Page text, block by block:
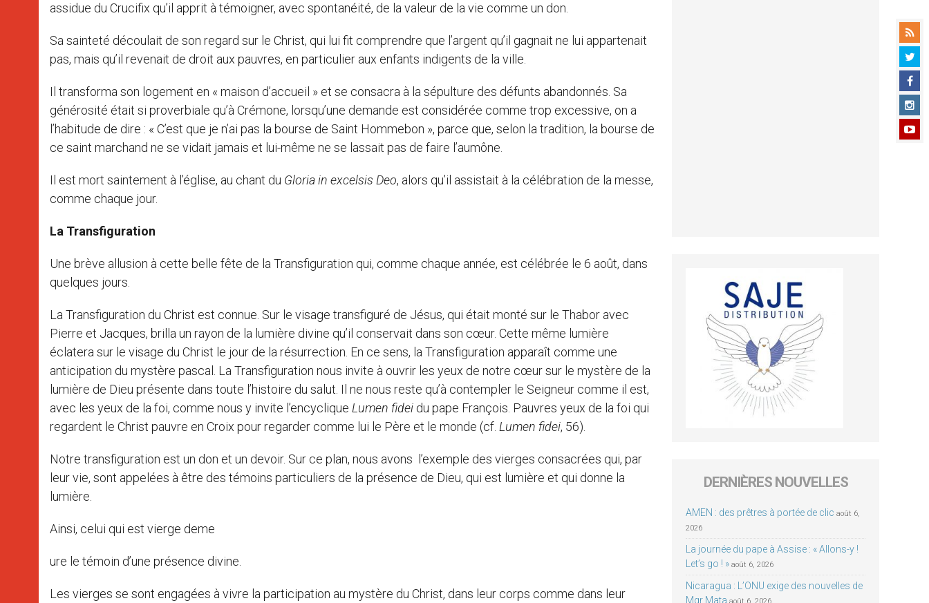
assidue du Crucifix qu’il apprit à témoigner, avec spontanéité, de la valeur de la vie comme un don.
Sa sainteté découlait de son regard sur le Christ, qui lui fit comprendre que l’argent qu’il gagnait ne lui appartenait
pas, mais qu’il revenait de droit aux pauvres, en particulier aux enfants indigents de la ville.
Il transforma son logement en « maison d’accueil » et se consacra à la sépulture des défunts abandonnés. Sa
générosité était si proverbiale qu’à Crémone, lorsqu’une demande est considérée comme trop excessive, on a
l’habitude de dire : « C’est que je n’ai pas la bourse de Saint Hommebon », parce que, selon la tradition, la bourse de
ce saint marchand ne se vidait jamais et lui-même ne se lassait pas de faire l’aumône.
Il est mort saintement à l’église, au chant du Gloria in excelsis Deo, alors qu’il assistait à la célébration de la messe,
comme chaque jour.
La Transfiguration
Une brève allusion à cette belle fête de la Transfiguration qui, comme chaque année, est célébrée le 6 août, dans
quelques jours.
La Transfiguration du Christ est connue. Sur le visage transfiguré de Jésus, qui était monté sur le Thabor avec
Pierre et Jacques, brilla un rayon de la lumière divine qu’il conservait dans son cœur. Cette même lumière
éclatera sur le visage du Christ le jour de la résurrection. En ce sens, la Transfiguration apparaît comme une
anticipation du mystère pascal. La Transfiguration nous invite à ouvrir les yeux de notre cœur sur le mystère de la
lumière de Dieu présente dans toute l’histoire du salut. Il ne nous reste qu’à contempler le Seigneur comme il est,
avec les yeux de la foi, comme nous y invite l’encyclique Lumen fidei du pape François. Pauvres yeux de la foi qui
regardent le Christ pauvre en Croix pour regarder comme lui le Père et le monde (cf. Lumen fidei, 56).
Notre transfiguration est un don et un devoir. Sur ce plan, nous avons l’exemple des vierges consacrées qui, par
leur vie, sont appelées à être des témoins particuliers de la présence de Dieu, qui est lumière et qui donne la
lumière.
Ainsi, celui qui est vierge deme
ure le témoin d’une présence divine.
Les vierges se sont engagées à vivre la participation au mystère du Christ, dans leur corps comme dans leur
DERNIÈRES NOUVELLES
AMEN : des prêtres à portée de clic août 6,
2026
La journée du pape à Assise : « Allons-y !
Let’s go ! » août 6, 2026
Nicaragua : L’ONU exige des nouvelles de
Mgr Mata